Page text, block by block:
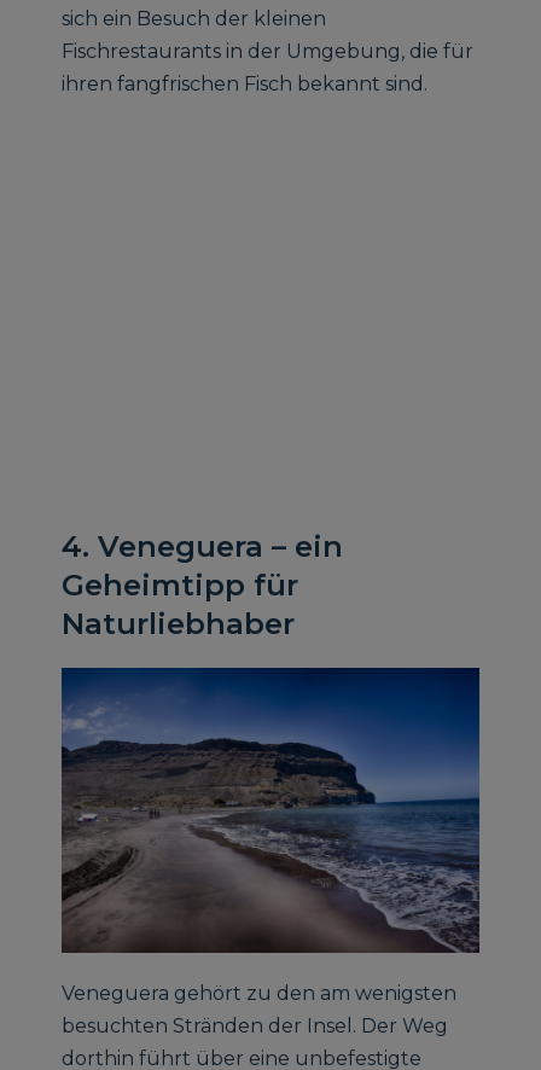
sich ein Besuch der kleinen
Fischrestaurants in der Umgebung, die für
ihren fangfrischen Fisch bekannt sind.
4. Veneguera – ein
Geheimtipp für
Naturliebhaber
Veneguera gehört zu den am wenigsten
besuchten Stränden der Insel. Der Weg
dorthin führt über eine unbefestigte